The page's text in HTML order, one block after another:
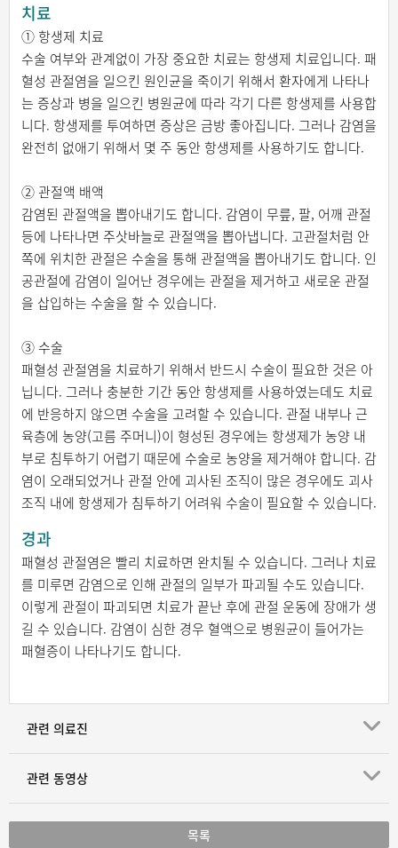
치료
① 항생제 치료
수술 여부와 관계없이 가장 중요한 치료는 항생제 치료입니다. 패
혈성 관절염을 일으킨 원인균을 죽이기 위해서 환자에게 나타나
는 증상과 병을 일으킨 병원균에 따라 각기 다른 항생제를 사용합
니다. 항생제를 투여하면 증상은 금방 좋아집니다. 그러나 감염을
완전히 없애기 위해서 몇 주 동안 항생제를 사용하기도 합니다.
② 관절액 배액
감염된 관절액을 뽑아내기도 합니다. 감염이 무릎, 팔, 어깨 관절
등에 나타나면 주삿바늘로 관절액을 뽑아냅니다. 고관절처럼 안
쪽에 위치한 관절은 수술을 통해 관절액을 뽑아내기도 합니다. 인
공관절에 감염이 일어난 경우에는 관절을 제거하고 새로운 관절
을 삽입하는 수술을 할 수 있습니다.
③ 수술
패혈성 관절염을 치료하기 위해서 반드시 수술이 필요한 것은 아
닙니다. 그러나 충분한 기간 동안 항생제를 사용하였는데도 치료
에 반응하지 않으면 수술을 고려할 수 있습니다. 관절 내부나 근
육층에 농양(고름 주머니)이 형성된 경우에는 항생제가 농양 내
부로 침투하기 어렵기 때문에 수술로 농양을 제거해야 합니다. 감
염이 오래되었거나 관절 안에 괴사된 조직이 많은 경우에도 괴사
조직 내에 항생제가 침투하기 어려워 수술이 필요할 수 있습니다.
경과
패혈성 관절염은 빨리 치료하면 완치될 수 있습니다. 그러나 치료
를 미루면 감염으로 인해 관절의 일부가 파괴될 수도 있습니다.
이렇게 관절이 파괴되면 치료가 끝난 후에 관절 운동에 장애가 생
길 수 있습니다. 감염이 심한 경우 혈액으로 병원균이 들어가는
패혈증이 나타나기도 합니다.
관련 의료진
관련 동영상
목록